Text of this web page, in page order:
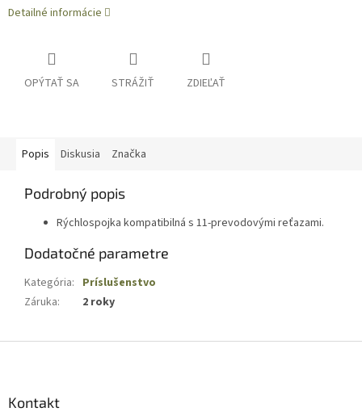
Detailné informácie
OPÝTAŤ SA STRÁŽIŤ ZDIEĽAŤ
Popis Diskusia Značka
Podrobný popis
Rýchlospojka kompatibilná s 11-prevodovými reťazami.
Dodatočné parametre
Kategória: Príslušenstvo
Záruka: 2 roky
Kontakt